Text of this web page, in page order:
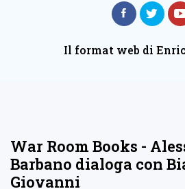
Il format web di
War Room Books -
Barbano dialoga con
Giovanni